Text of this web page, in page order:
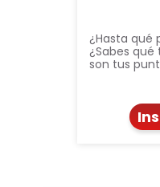
¿Hasta qué
¿Sabes
son tus